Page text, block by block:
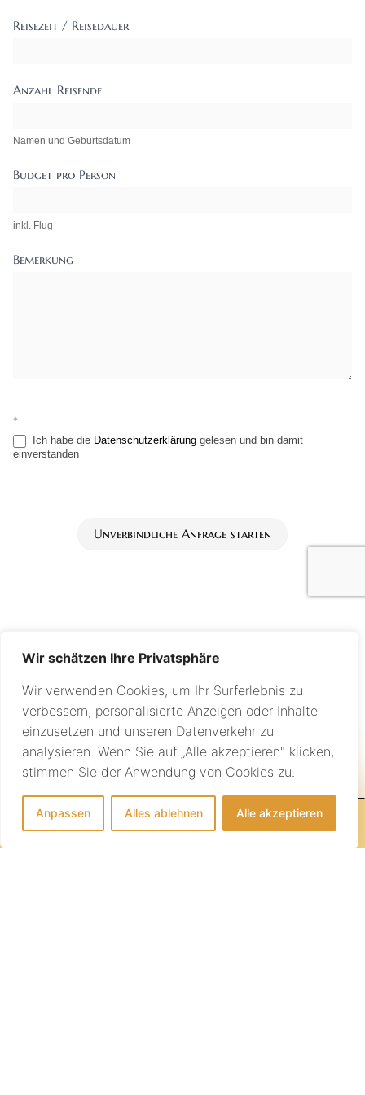
Wir schätzen Ihre Privatsphäre
Wir verwenden Cookies, um Ihr Surferlebnis zu
verbessern, personalisierte Anzeigen oder Inhalte
einzusetzen und unseren Datenverkehr zu
analysieren. Wenn Sie auf „Alle akzeptieren" klicken,
stimmen Sie der Anwendung von Cookies zu.
Anpassen Alles ablehnen Alle akzeptieren
Reisezeit / Reisedauer
Anzahl Reisende
Namen und Geburtsdatum
Budget pro Person
inkl. Flug
Bemerkung
*
Ich habe die Datenschutzerklärung gelesen und bin damit
einverstanden
Unverbindliche Anfrage starten
IHRE REISE BEGINNT HIER!
Individuelle Beratung